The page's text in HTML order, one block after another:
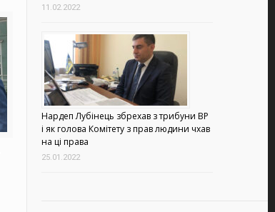
11.02.2022
Нардеп Лубінець збрехав з трибуни ВР
і як голова Комітету з прав людини чхав
на ці права
25.01.2022